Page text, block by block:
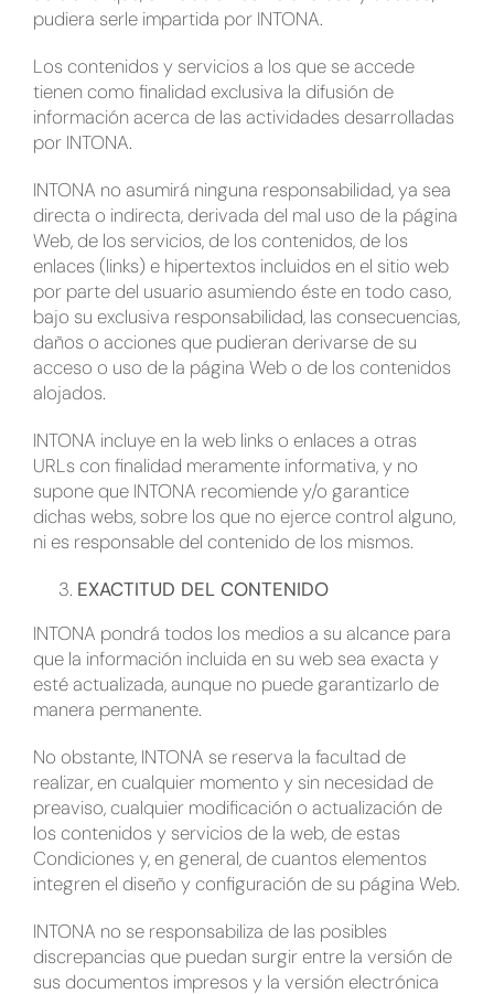
pudiera serle impartida por INTONA.
Los contenidos y servicios a los que se accede
tienen como finalidad exclusiva la difusión de
información acerca de las actividades desarrolladas
por INTONA.
INTONA no asumirá ninguna responsabilidad, ya sea
directa o indirecta, derivada del mal uso de la página
Web, de los servicios, de los contenidos, de los
enlaces (links) e hipertextos incluidos en el sitio web
por parte del usuario asumiendo éste en todo caso,
bajo su exclusiva responsabilidad, las consecuencias,
daños o acciones que pudieran derivarse de su
acceso o uso de la página Web o de los contenidos
alojados.
INTONA incluye en la web links o enlaces a otras
URLs con finalidad meramente informativa, y no
supone que INTONA recomiende y/o garantice
dichas webs, sobre los que no ejerce control alguno,
ni es responsable del contenido de los mismos.
EXACTITUD DEL CONTENIDO
INTONA pondrá todos los medios a su alcance para
que la información incluida en su web sea exacta y
esté actualizada, aunque no puede garantizarlo de
manera permanente.
No obstante, INTONA se reserva la facultad de
realizar, en cualquier momento y sin necesidad de
preaviso, cualquier modificación o actualización de
los contenidos y servicios de la web, de estas
Condiciones y, en general, de cuantos elementos
integren el diseño y configuración de su página Web.
INTONA no se responsabiliza de las posibles
discrepancias que puedan surgir entre la versión de
sus documentos impresos y la versión electrónica